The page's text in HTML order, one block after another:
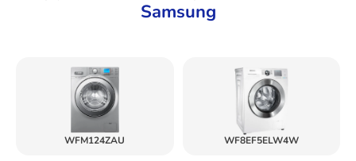
Samsung
WFM124ZAU WF8EF5ELW4W